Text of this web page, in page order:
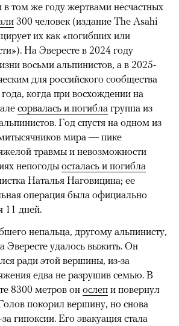
том же году жертвами несчастных
300 человек (издание The Asahi
их как «погибших или
На Эвересте в 2024 году
восьми альпинистов, а в 2025-
для российского сообщества
когда при восхождении на
сорвалась и погибла группа из
Год спустя на одном из
мира — пике
травмы и невозможности
непогоды осталась и погибла
Наталья Наговицина; ее
операция была официально
11 дней.
непальца, другому альпинисту,
Эвересте удалось выжить. Он
ради этой вершины, из-за
едва не разрушив семью. В
8300 метров он ослеп и повернул
покорил вершину, но снова
гипоксии. Его эвакуация стала